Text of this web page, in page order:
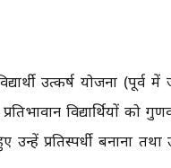
उत्कर्ष योजना (पूर्व में
विद्यार्थियों को
प्रतिस्पर्धी बनाना